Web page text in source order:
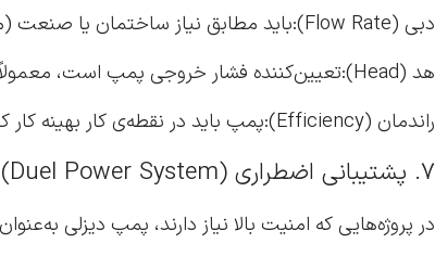
دبی (Flow Rate):باید مطابق نیاز ساختمان یا صنعت (مثلاً 1000 لیتر بر دقیقه) انتخاب شود
هد (Head):تعیین‌کننده فشار خروجی پمپ است، معمولاً بین 6 تا 12 بار برای سیستم‌های آتش‌نشانی
راندمان (Efficiency):پمپ باید در نقطه‌ی کار بهینه کار کند تا توان مصرفی و استهلاک به حداقل برسد
۷. پشتیبانی اضطراری (Duel Power System)
در پروژه‌هایی که امنیت بالا نیاز دارند، پمپ دیزلی